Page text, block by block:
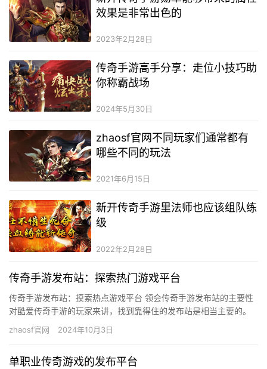
效果是非常出色的
2023年2月28日
传奇手游高手分享：走位小技巧助
你称霸战场
2024年5月30日
zhaosf官网不同玩家们通常都有
哪些不同的玩法
2021年6月15日
新开传奇手游里法师也应该组队练
级
2022年2月28日
传奇手游发布站：探索热门游戏平台
传奇手游发布站：摸索热点游戏平台 领会传奇手游发布站的主要性
对酷爱传奇手游的玩家来讲，找到靠得住的发布站是相当主要的。
这些平台不但供给最新的游戏下载链接，还常常更新游戏资讯，让
zhaosf官网 2024年10月3日
单职业传奇游戏的发布平台